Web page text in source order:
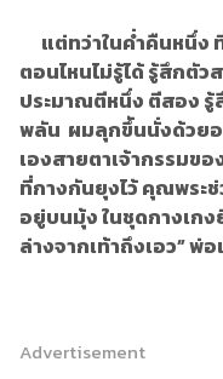
แต่ทว่าในค่ำคืนหนึ่ง
ตอนไหนไม่รู้ได้ รู้สึกตัว
ประมาณตีหนึ่ง ตีสอง รู้
พลัน ผมลุกขึันนั่งด้วยอ
เองสายตาเจ้ากรรมข
ที่กางกันยุงไว้ คุณพระ
อยู่บนมุ้ง ในชุดกางเก
ล่างจากเท้าถึงเอว” พ่
Advertisement